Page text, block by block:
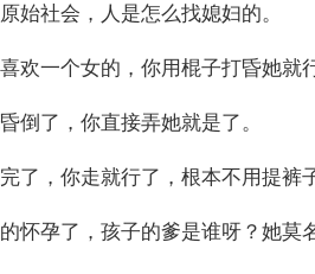
始社会，人是怎么找媳妇的。
欢一个女的，你用棍子打昏她就
倒了，你直接弄她就是了。
了，你走就行了，根本不用提裤
怀孕了，孩子的爹是谁呀？她莫